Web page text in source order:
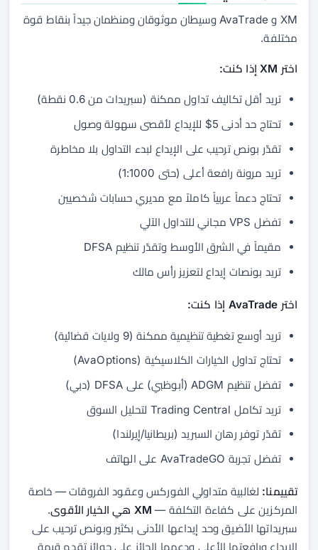
XM و AvaTrade وسيطان موثوقان ومنظمان جيداً بنقاط قوة
مختلفة.
اختر XM إذا كنت:
تريد أقل تكاليف تداول ممكنة (سبريدات من 0.6 نقطة)
تحتاج حد أدنى 5$ للإيداع لأقصى سهولة وصول
تقدّر بونص ترحيب على الإيداع لبدء التداول بلا مخاطرة
تريد مرونة رافعة أعلى (حتى 1:1000)
تحتاج دعماً عربياً كاملاً مع مديري حسابات شخصيين
تفضل VPS مجاني للتداول الآلي
مقيماً في الشرق الأوسط وتقدّر تنظيم DFSA
تريد بونصات إيداع لتعزيز رأس مالك
اختر AvaTrade إذا كنت:
تريد أوسع تغطية تنظيمية ممكنة (9 ولايات قضائية)
تحتاج تداول الخيارات الكلاسيكية (AvaOptions)
تفضل تنظيم ADGM (أبوظبي) على DFSA (دبي)
تريد تكامل Trading Central لتحليل السوق
تقدّر توفر رهان السبريد (بريطانيا/إيرلندا)
تفضل تجربة AvaTradeGO على الهاتف
تقييمنا: لغالبية متداولي الفوركس وعقود الفروقات — خاصة
المركزين على كفاءة التكلفة — XM هي الخيار الأقوى
.
سبريداتها الأضيق وحد إيداعها الأدنى بكثير وبونص ترحيب على
الإيداع ورافعتها الأعلى ودعمها الحائز على جوائز تقدم قيمة